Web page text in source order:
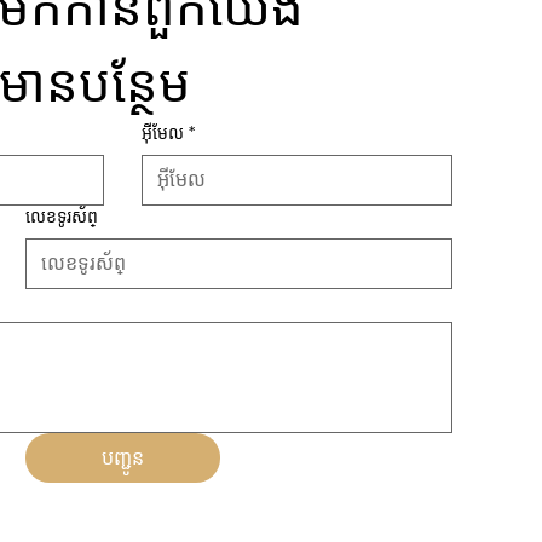
នបន្ថែម
អ៊ីមែល *
លេខទូរស័ព្
បញ្ជូន